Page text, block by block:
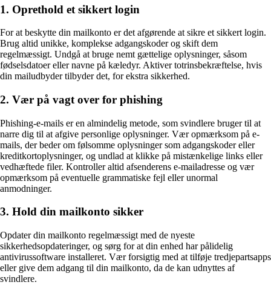
1. Oprethold et sikkert login
For at beskytte din mailkonto er det afgørende at sikre et sikkert login.
Brug altid unikke, komplekse adgangskoder og skift dem
regelmæssigt. Undgå at bruge nemt gættelige oplysninger, såsom
fødselsdatoer eller navne på kæledyr. Aktiver totrinsbekræftelse, hvis
din mailudbyder tilbyder det, for ekstra sikkerhed.
2. Vær på vagt over for phishing
Phishing-e-mails er en almindelig metode, som svindlere bruger til at
narre dig til at afgive personlige oplysninger. Vær opmærksom på e-
mails, der beder om følsomme oplysninger som adgangskoder eller
kreditkortoplysninger, og undlad at klikke på mistænkelige links eller
vedhæftede filer. Kontroller altid afsenderens e-mailadresse og vær
opmærksom på eventuelle grammatiske fejl eller unormal
anmodninger.
3. Hold din mailkonto sikker
Opdater din mailkonto regelmæssigt med de nyeste
sikkerhedsopdateringer, og sørg for at din enhed har pålidelig
antivirussoftware installeret. Vær forsigtig med at tilføje tredjepartsapps
eller give dem adgang til din mailkonto, da de kan udnyttes af
svindlere.